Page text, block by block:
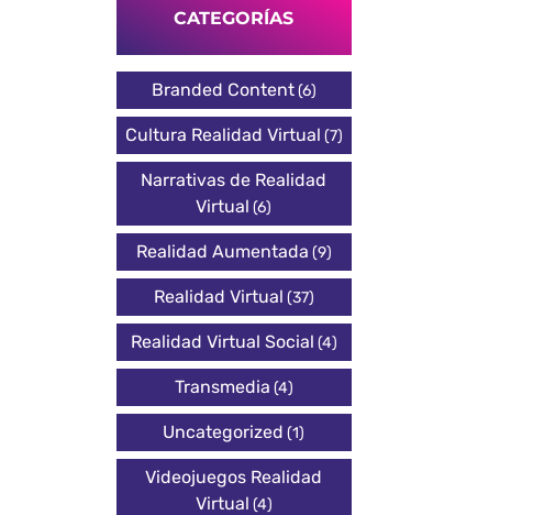
CATEGORÍAS
Branded Content(6)
Cultura Realidad Virtual (7)
Narrativas de Realidad
Virtual (6)
Realidad Aumentada (9)
Realidad Virtual (37)
Realidad Virtual Social (4)
Transmedia (4)
Uncategorized (1)
Videojuegos Realidad
Virtual (4)